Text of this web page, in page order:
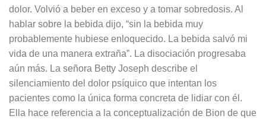
dolor. Volvió a beber en exceso y a tomar sobredosis. Al
hablar sobre la bebida dijo, “sin la bebida muy
probablemente hubiese enloquecido. La bebida salvó mi
vida de una manera extraña”. La disociación progresaba
aún más. La señora Betty Joseph describe el
silenciamiento del dolor psíquico que intentan los
pacientes como la única forma concreta de lidiar con él.
Ella hace referencia a la conceptualización de Bion de que